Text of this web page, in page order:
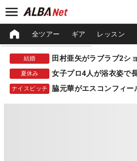
全ツアー ギア レッスン
結婚 田村亜矢がラブラブ2シ
夏休み 女子プロ4人が浴衣姿で
ナイスピッチ 脇元華がエスコンフィー